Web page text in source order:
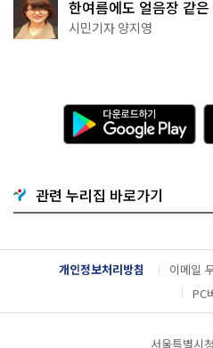
한여름에도 얼음장 같
천국이네~
시민기자 양지영
다
운
로
기
G
o
g
l
e
l
관련 누리집 바로가기
개인정보처리방침 이메일
PC
서울특별시